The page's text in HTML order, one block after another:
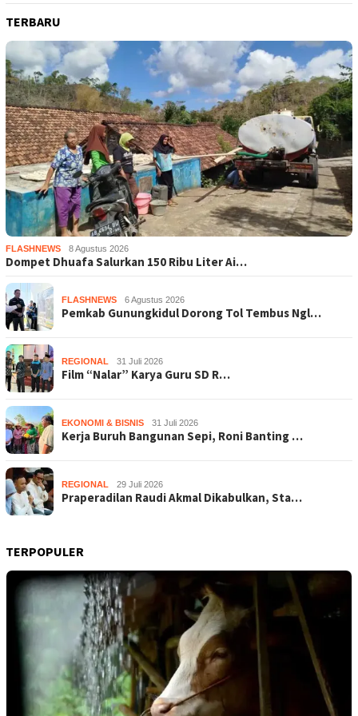
TERBARU
FLASHNEWS 8 Agustus 2026
Dompet Dhuafa Salurkan 150 Ribu Liter Ai…
FLASHNEWS 6 Agustus 2026
Pemkab Gunungkidul Dorong Tol Tembus Ngl…
REGIONAL 31 Juli 2026
Film “Nalar” Karya Guru SD R…
EKONOMI & BISNIS 31 Juli 2026
Kerja Buruh Bangunan Sepi, Roni Banting …
REGIONAL 29 Juli 2026
Praperadilan Raudi Akmal Dikabulkan, Sta…
TERPOPULER